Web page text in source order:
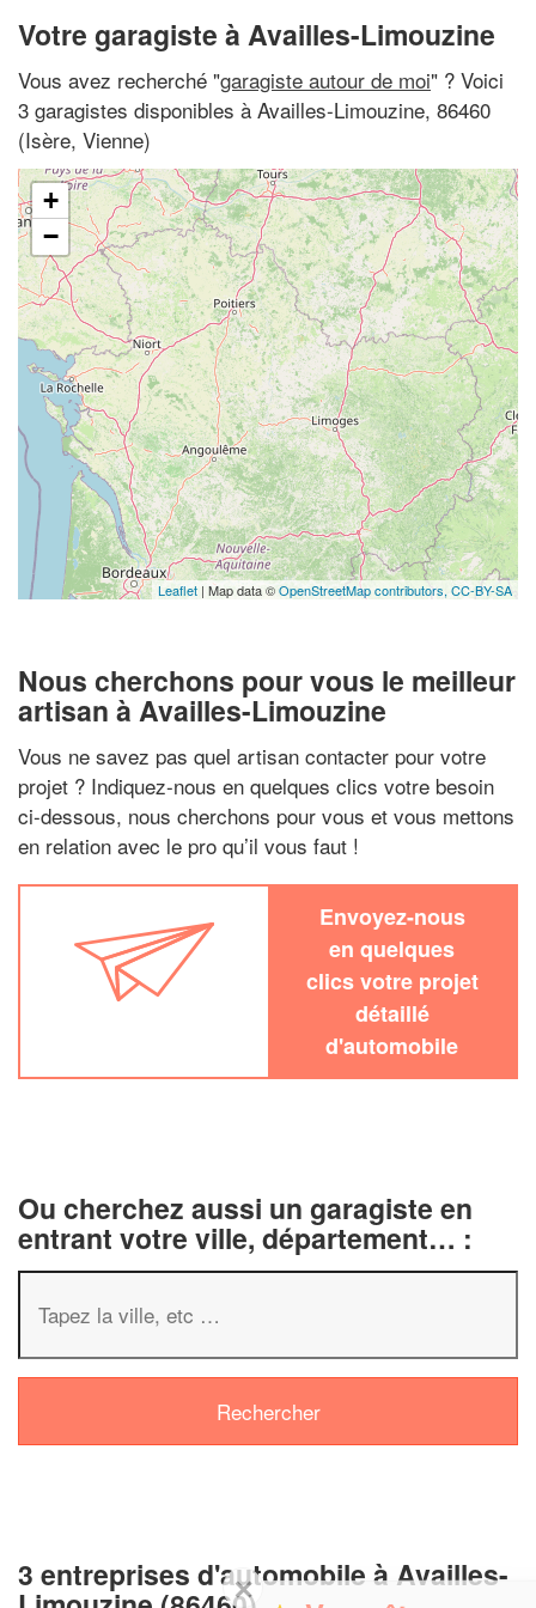
Votre garagiste à Availles-Limouzine
Vous avez recherché "garagiste autour de moi" ? Voici
3 garagistes disponibles à Availles-Limouzine, 86460
(Isère, Vienne)
+
−
Leaflet | Map data ©OpenStreetMap contributors, CC-BY-SA
Nous cherchons pour vous le meilleur
artisan à Availles-Limouzine
Vous ne savez pas quel artisan contacter pour votre
projet ? Indiquez-nous en quelques clics votre besoin
ci-dessous, nous cherchons pour vous et vous mettons
en relation avec le pro qu’il vous faut !
Envoyez-nous
en quelques
clics votre projet
détaillé
d'automobile
Ou cherchez aussi un garagiste en
entrant votre ville, département… :
3 entreprises d'automobile à Availles-
✕